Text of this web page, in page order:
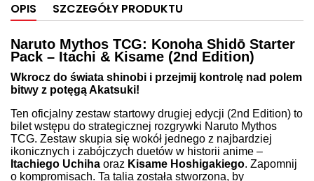
OPIS SZCZEGÓŁY PRODUKTU
Naruto Mythos TCG: Konoha Shidō Starter
Pack – Itachi & Kisame (2nd Edition)
Wkrocz do świata shinobi i przejmij kontrolę nad polem
bitwy z potęgą Akatsuki!
Ten oficjalny zestaw startowy drugiej edycji (2nd Edition) to
bilet wstępu do strategicznej rozgrywki Naruto Mythos
TCG. Zestaw skupia się wokół jednego z najbardziej
ikonicznych i zabójczych duetów w historii anime –
Itachiego Uchiha oraz Kisame Hoshigakiego. Zapomnij
o kompromisach. Ta talia została stworzona, by